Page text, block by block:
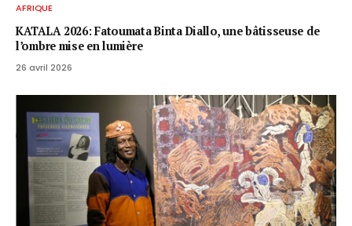
AFRIQUE
KATALA 2026: Fatoumata Binta Diallo, une bâtisseuse de
l’ombre mise en lumière
26 avril 2026